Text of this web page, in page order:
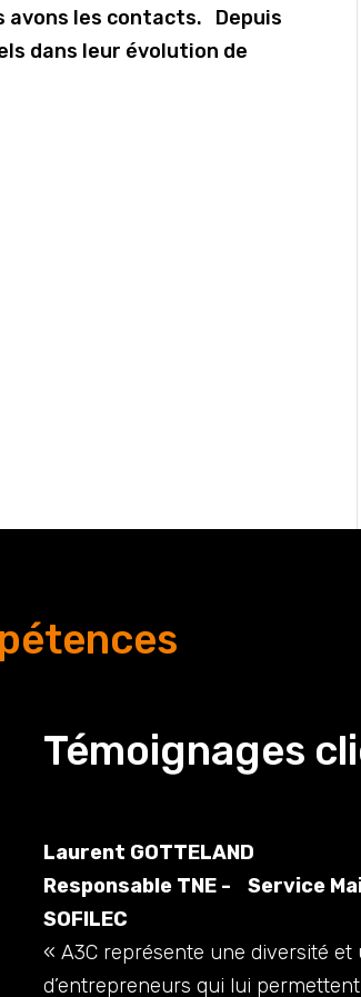
avons les contacts. Depuis
dans leur évolution de
Témoignages
Laurent GOTTELAND
Responsable TNE - Service
SOFILEC
« A3C représente une diversité et
d’entrepreneurs qui lui